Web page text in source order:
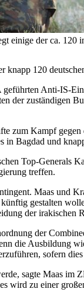
einige der ca.
knapp 120
Anti-IS-
der zuständigen
zum Kampf
Bagdad und
Top-Generals
treffen.
Maas und
gestalten
der irakischen
der
die Ausbildung
sofern
sagte Maas
wird zu einer